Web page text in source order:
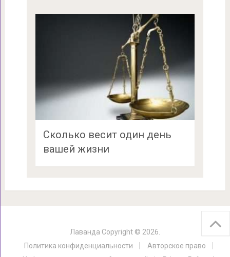
Сколько весит один день
вашей жизни
Лаванда Copyright © 2026.
Политика конфиденциальности
Авторское право